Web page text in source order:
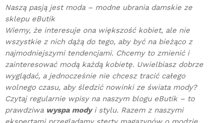
Naszą pasją jest moda – modne ubrania damskie ze
sklepu eButik
Wiemy, że interesuje ona większość kobiet, ale nie
wszystkie z nich dążą do tego, aby być na bieżąco z
najmodniejszymi tendencjami. Chcemy to zmienić i
zainteresować modą każdą kobietę. Uwielbiasz dobrze
wyglądać, a jednocześnie nie chcesz tracić całego
wolnego czasu, aby śledzić nowinki ze świata mody?
Czytaj regularnie wpisy na naszym blogu eButik – to
prawdziwa wyspa modyi stylu. Razem z naszymi